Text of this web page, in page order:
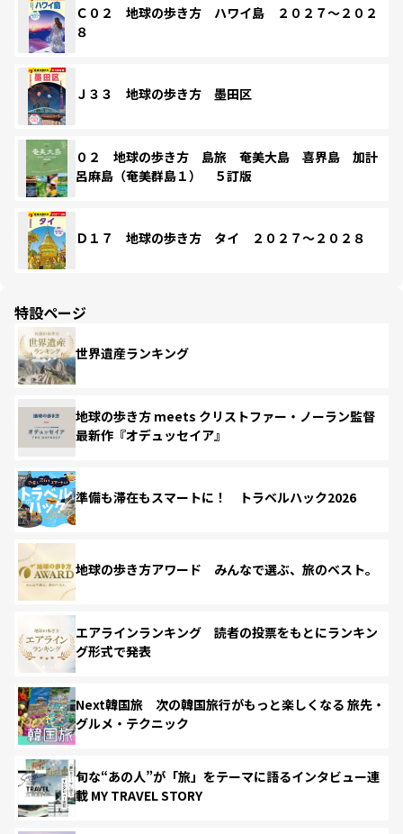
Ｃ０２ 地球の歩き方 ハワイ島 ２０２７～２０２
８
Ｊ３３ 地球の歩き方 墨田区
０２ 地球の歩き方 島旅 奄美大島 喜界島 加計
呂麻島（奄美群島１） ５訂版
Ｄ１７ 地球の歩き方 タイ ２０２７～２０２８
特設ページ
世界遺産ランキング
地球の歩き方 meets クリストファー・ノーラン監督
最新作『オデュッセイア』
準備も滞在もスマートに！ トラベルハック2026
地球の歩き方アワード みんなで選ぶ、旅のベスト。
エアラインランキング 読者の投票をもとにランキン
グ形式で発表
Next韓国旅 次の韓国旅行がもっと楽しくなる 旅先・
グルメ・テクニック
旬な“あの人”が「旅」をテーマに語るインタビュー連
載 MY TRAVEL STORY